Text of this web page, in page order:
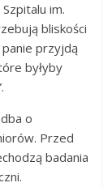
im.
bliskości
przyjdą
byłyby
o
Przed
badania